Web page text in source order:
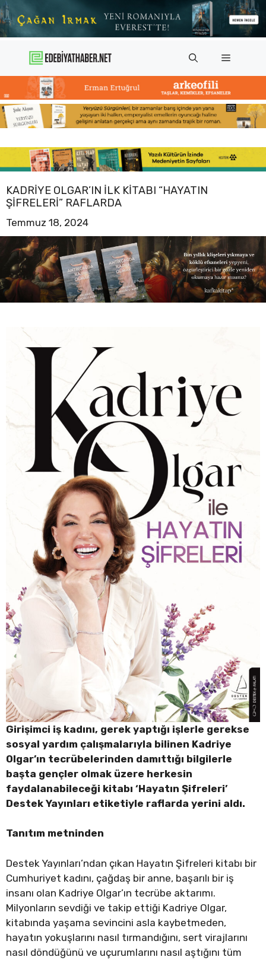
İçeriğe
atla
Menü
KADRIYE OLGAR’IN ILK KITABI “HAYATIN
ŞIFRELERI” RAFLARDA
Temmuz 18, 2024
Girişimci iş kadını, gerek yaptığı işlerle gerekse
sosyal yardım çalışmalarıyla bilinen Kadriye
Olgar’ın tecrübelerinden damıttığı bilgilerle
başta gençler olmak üzere herkesin
faydalanabileceği kitabı ‘Hayatın Şifreleri’
Destek Yayınları etiketiyle raflarda yerini aldı.
Tanıtım metninden
Destek Yayınları’ndan çıkan Hayatın Şifreleri kitabı bir
Cumhuriyet kadını, çağdaş bir anne, başarılı bir iş
insanı olan Kadriye Olgar’ın tecrübe aktarımı.
Milyonların sevdiği ve takip ettiği Kadriye Olgar,
kitabında yaşama sevincini asla kaybetmeden,
hayatın yokuşlarını nasıl tırmandığını, sert virajlarını
nasıl döndüğünü ve uçurumlarını nasıl aştığını tüm